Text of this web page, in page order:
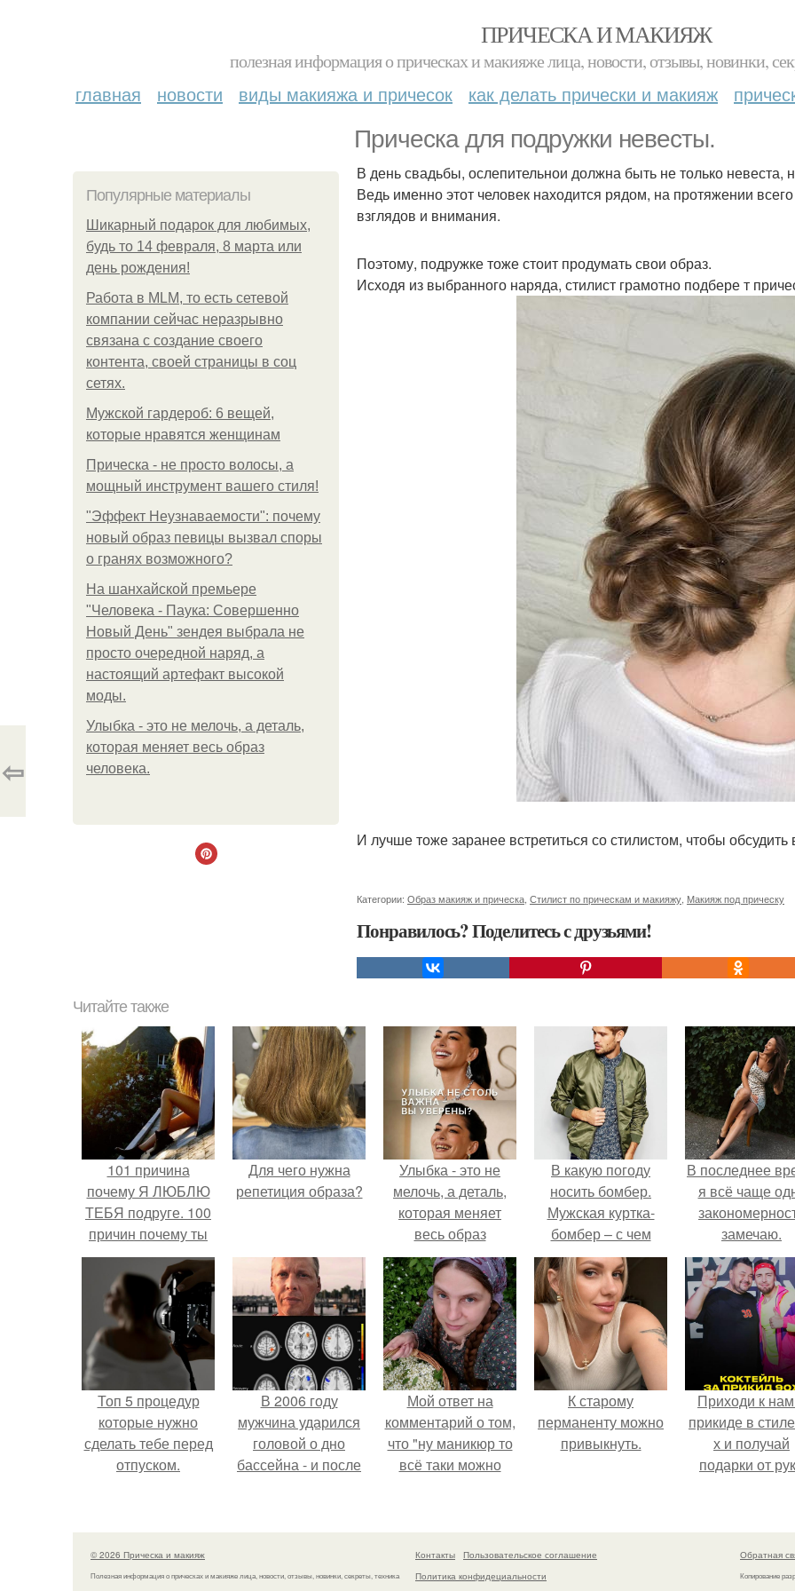
ПРИЧЕСКА И МАКИЯЖ
полезная информация о прическах и макияже лица, новости, отзывы, новинки,
главная новости виды макияжа и причесок как делать прически и макияж
Прическа для подружки невесты.
Популярные материалы
Шикарный подарок для любимых,
будь то 14 февраля, 8 марта или
день рождения!
Работа в MLM, то есть сетевой
компании сейчас неразрывно
связана с создание своего
контента, своей страницы в соц
сетях.
Мужской гардероб: 6 вещей,
которые нравятся женщинам
Прическа - не просто волосы, а
мощный инструмент вашего стиля!
"Эффект Неузнаваемости": почему
новый образ певицы вызвал споры
о гранях возможного?
На шанхайской премьере
"Человека - Паука: Совершенно
Новый День" зендея выбрала не
просто очередной наряд, а
настоящий артефакт высокой
моды.
Улыбка - это не мелочь, а деталь,
которая меняет весь образ
человека.
В день свадьбы, ослепительнои должна быть не только невеста,
Ведь именно этот человек находится рядом, на протяжении
взглядов и внимания.
Поэтому, подружке тоже стоит продумать свои образ.
Исходя из выбранного наряда, стилист грамотно подбере т
И лучше тоже заранее встретиться со стилистом, чтобы обсудить
Категории: Образ макияж и прическа Стилист по прическам и макияжу Макияж под прическу
Понравилось? Поделитесь с друзьями!
⇦
Читайте также
101 причина
почему Я ЛЮБЛЮ
ТЕБЯ подруге. 100
причин почему ты
моя лучшая
подруга.
Для чего нужна
репетиция образа?
Улыбка - это не
мелочь, а деталь,
которая меняет
весь образ
человека.
В какую погоду
носить бомбер.
Мужская куртка-
бомбер – с чем
носится
В последнее
я всё чаще
замечаю.
Топ 5 процедур
которые нужно
сделать тебе перед
отпуском.
В 2006 году
мужчина ударился
головой о дно
бассейна - и после
странным образом.
Мой ответ на
комментарий о том,
что "ну маникюр то
всё таки можно
К старому
перманенту можно
привыкнуть.
Приходи к
прикиде в
х и получай
подарки от
© 2026 Прическа и макияж
Полезная информация о прическах и макияже лица, новости, отзывы, новинки, секреты, техника
Контакты
Пользовательское соглашение
Политика конфидециальности
Обратная
Копирование